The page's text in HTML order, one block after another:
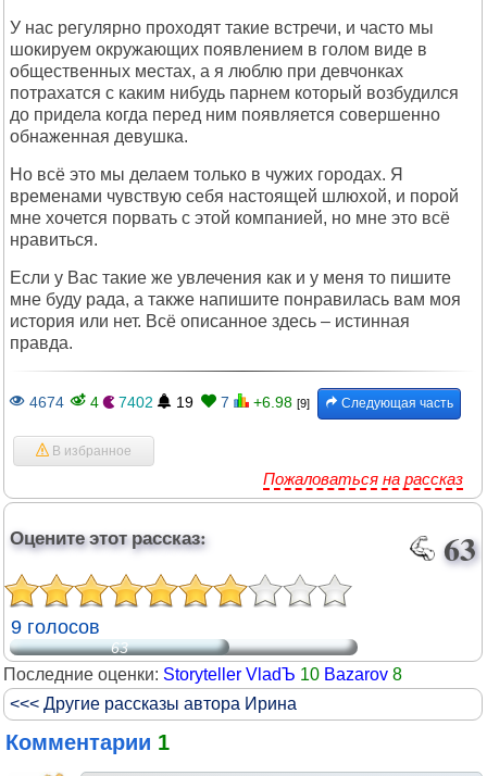
У нас регулярно проходят такие встречи, и часто мы
шокируем окружающих появлением в голом виде в
общественных местах, а я люблю при девчонках
потрахатся с каким нибудь парнем который возбудился
до придела когда перед ним появляется совершенно
обнаженная девушка.
Но всё это мы делаем только в чужих городах. Я
временами чувствую себя настоящей шлюхой, и порой
мне хочется порвать с этой компанией, но мне это всё
нравиться.
Если у Вас такие же увлечения как и у меня то пишите
мне буду рада, а также напишите понравилась вам моя
история или нет. Всё описанное здесь – истинная
правда.
4674 4 7402 19 7 +6.98 [9] Следующая часть
В избранное
Пожаловаться на рассказ
Оцените этот рассказ: 63
9 голосов
63
Последние оценки: Storyteller VladЪ 10 Bazarov 8
<<< Другие рассказы автора Ирина
Комментарии 1